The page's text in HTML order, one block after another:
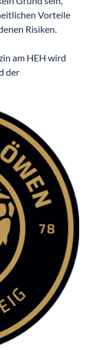
Vorteile
Risiken.
am HEH wird
der